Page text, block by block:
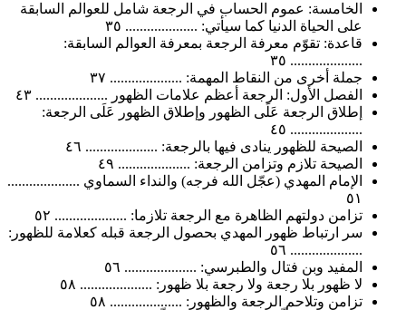
الخامسة: عموم الحساب في الرجعة شامل للعوالم السابقة
على الحياة الدنيا كما سيأتي: .................... ٣٥
قاعدة: تقوّم معرفة الرجعة بمعرفة العوالم السابقة:
.................... ٣٥
جملة أخرى من النقاط المهمة: .................... ٣٧
الفصل الأول: الرجعة أعظم علامات الظهور .................... ٤٣
إطلاق الرجعة عَلَى الظهور وإطلاق الظهور عَلَى الرجعة:
.................... ٤٥
الصيحة للظهور ينادى فيها بالرجعة: .................... ٤٦
الصيحة تلازم وتزامن الرجعة: .................... ٤٩
الإمام المهدي (عجّل الله فرجه) والنداء السماوي ....................
تزامن دولتهم الظاهرة مع الرجعة تلازما: .................... ٥٢
سر ارتباط ظهور المهدي بحصول الرجعة قبله كعلامة للظهور:
.................... ٥٦
المفيد وبن فتال والطبرسي: .................... ٥٦
لا ظهور بلا رجعة ولا رجعة بلا ظهور: .................... ٥٨
تزامن وتلاحم الرجعة والظهور: .................... ٥٨